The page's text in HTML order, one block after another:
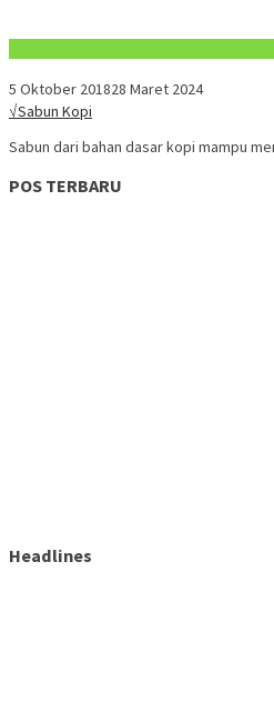
5 Oktober 201828 Maret 2024
√Sabun Kopi
Sabun dari bahan dasar kopi mampu
POS TERBARU
Headlines